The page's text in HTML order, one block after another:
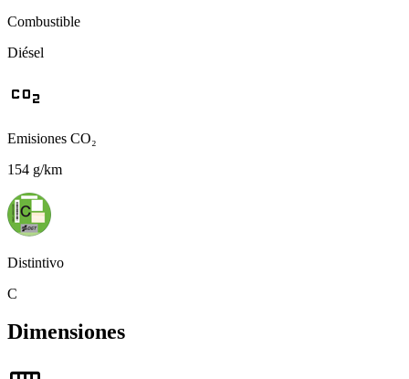
Combustible
Diésel
co2
Emisiones CO₂
154 g/km
Distintivo
C
Dimensiones